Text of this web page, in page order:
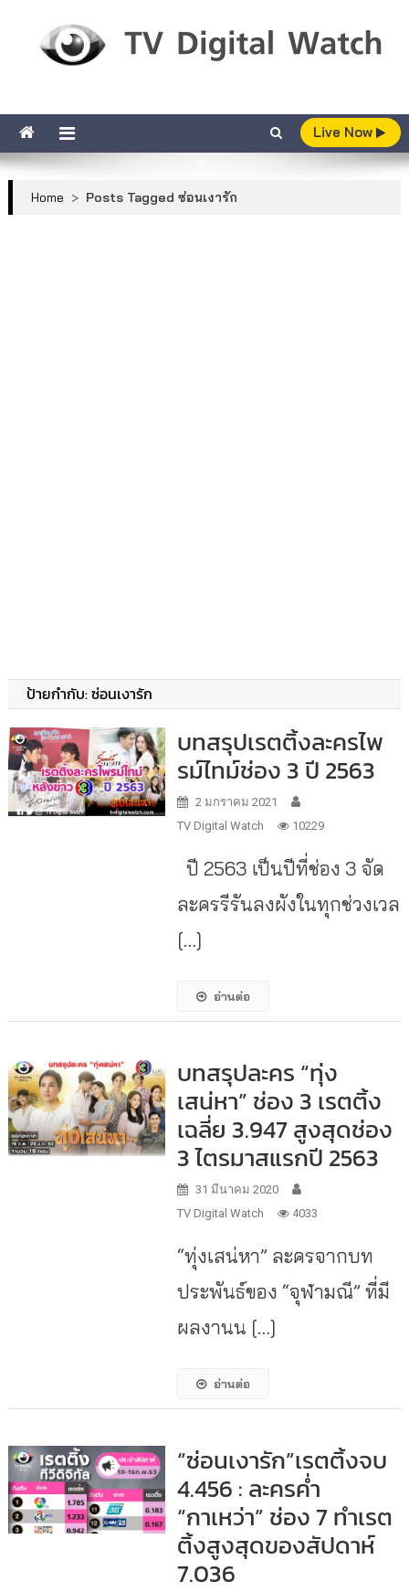
Live Now
Home > Posts Tagged ซ่อนเงารัก
ป้ายกำกับ:ซ่อนเงารัก
บทสรุปเรตติ้งละครไพ
รม์ไทม์ช่อง 3 ปี 2563
2 มกราคม 2021
TV Digital Watch
10229
ปี 2563 เป็นปีที่ช่อง 3 จัด
ละครรีรันลงผังในทุกช่วงเวล
[…]
อ่านต่อ
บทสรุปละคร “ทุ่ง
เสน่หา” ช่อง 3 เรตติ้ง
เฉลี่ย 3.947 สูงสุดช่อง
3 ไตรมาสแรกปี 2563
31 มีนาคม 2020
TV Digital Watch
4033
“ทุ่งเสน่หา” ละครจากบท
ประพันธ์ของ “จุฬามณี” ที่มี
ผลงานน […]
อ่านต่อ
“ซ่อนเงารัก”เรตติ้งจบ
4.456 : ละครค่ำ
“กาเหว่า” ช่อง 7 ทำเรต
ติ้งสูงสุดของสัปดาห์
7.036